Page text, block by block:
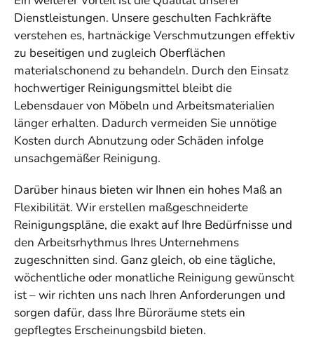
Dienstleistungen. Unsere geschulten Fachkräfte
verstehen es, hartnäckige Verschmutzungen effektiv
zu beseitigen und zugleich Oberflächen
materialschonend zu behandeln. Durch den Einsatz
hochwertiger Reinigungsmittel bleibt die
Lebensdauer von Möbeln und Arbeitsmaterialien
länger erhalten. Dadurch vermeiden Sie unnötige
Kosten durch Abnutzung oder Schäden infolge
unsachgemäßer Reinigung.
Darüber hinaus bieten wir Ihnen ein hohes Maß an
Flexibilität. Wir erstellen maßgeschneiderte
Reinigungspläne, die exakt auf Ihre Bedürfnisse und
den Arbeitsrhythmus Ihres Unternehmens
zugeschnitten sind. Ganz gleich, ob eine tägliche,
wöchentliche oder monatliche Reinigung gewünscht
ist – wir richten uns nach Ihren Anforderungen und
sorgen dafür, dass Ihre Büroräume stets ein
gepflegtes Erscheinungsbild bieten.